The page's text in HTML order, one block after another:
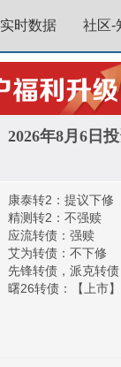
实时数据 社区-
2026年8月6日
康泰转2：提议下修
精测转2：不强赎
应流转债：强赎
艾为转债：不下修
先锋转债，派克转
曙26转债：【上市】